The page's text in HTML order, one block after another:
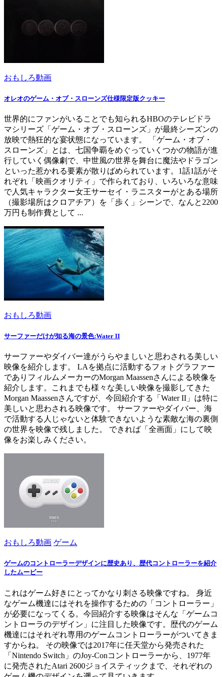
おもしろ動画
オレオのゲーム・オブ・スローンズ仕様限定版クッキー
世界的にファンがいることでも知られるHBOのテレビドラ
マシリーズ「ゲーム・オブ・スローンズ」が最終シーズンの
放映で熱狂的な宴状態になっています。 「ゲーム・オブ・
スローンズ」とは、七国争覇をめぐっていくつかの物語が進
行していく偶像劇で、中世風の世界を舞台に魔法やドラゴン
といった惹かれる要素が散りばめられています。1話1話がそ
れぞれ「映画クオリティ」で作られており、いろいろな意味
で人気キャラクター女王サーセイ・ラニスターがとある場所
（撮影場所はクロアチア）を「歩く」シーンで、なんと2200
万円も制作費として ...
おもしろ動画
サーファーだけが知る海の景色:Water II
サーファーやダイバー達がうらやましいと思わされる美しい
映像を紹介します。 LAを拠点に活動するフォトグラファー
でありフィルムメーカーのMorgan Maassenさんによる映像を
紹介します。これまでも様々な美しい映像を撮影してきた
Morgan Maassenさんですが、今回紹介する「Water II」は特に
美しいと思わされる映像です。 サーファーやダイバー、海
で活動する人じゃないと体験できないような素敵な海の裏側
の世界を映像で残しました。 できれば「全画面」にして映
像をお楽しみください。
おもしろ動画 ゲーム
ゲームのコントローラーデザインに歴史あり、歴代コントローラーを紹介
したムービー
これはゲーム好きにとってかなり刺さる映像ですね。 身近
なゲーム機達にはそれを操作するための「コントローラー」
が必要になってくる。今回紹介する映像はそんな「ゲームコ
ントローラのデザイン」に注目した映像です。歴代のゲーム
機達にはそれぞれ専用のゲームコントローラーがついてきま
すからね。 その映像では2017年に任天堂から発売された
「Nintendo Switch」のJoy-Conコントローラーから、1977年
に発売されたAtari 2600ジョイスティックまで、それぞれの